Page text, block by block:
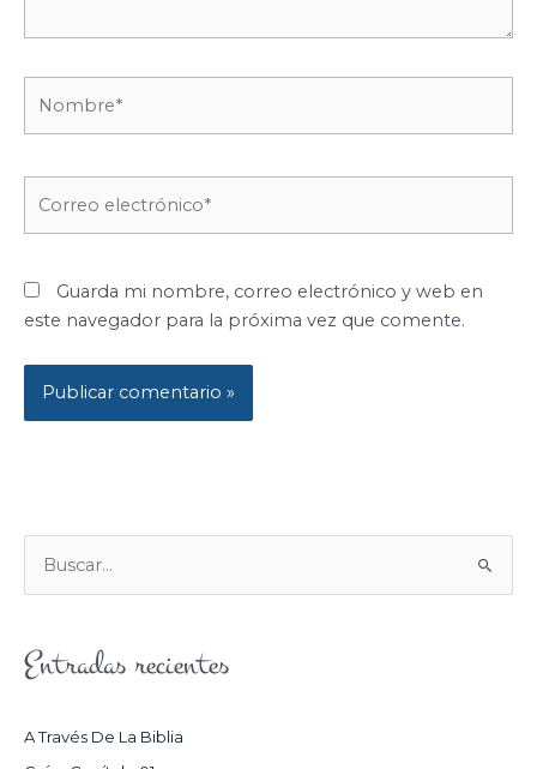
Guarda mi nombre, correo electrónico y web en
este navegador para la próxima vez que comente.
U
C
Entradas recientes
A Través De La Biblia